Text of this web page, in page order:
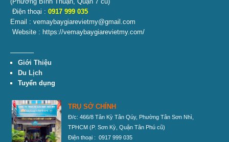
Điện thoại : 0917 999 035
Email : vemaybaygiarevietmy@gmail.com
Website : https://vemaybaygiarevietmy.com/
———–
Giới Thiệu
Du Lịch
Tuyển dụng
TRỤ SỞ CHÍNH
Đ/c: 466/8 Tân Kỳ Tân Qúy, Phường Tân Sơn Nhì,
TPHCM (P. Sơn Kỳ, Quận Tân Phú cũ)
Điện thoại : 0917 999 035